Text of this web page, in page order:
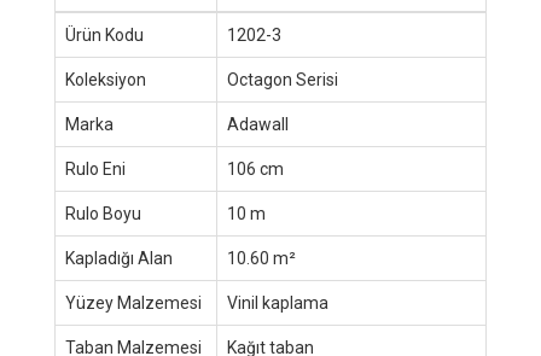
Ürün Kodu 1202-3
Koleksiyon Octagon Serisi
Marka Adawall
Rulo Eni 106 cm
Rulo Boyu 10 m
Kapladığı Alan 10.60 m²
Yüzey Malzemesi Vinil kaplama
Taban Malzemesi Kağıt taban